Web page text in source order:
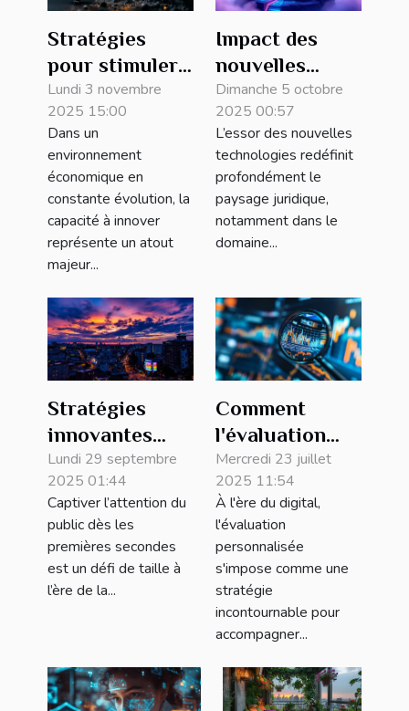
Stratégies
pour stimuler
l'innovation
dans les
petites
entreprises
Lundi 3 novembre
2025 15:00
Dans un
environnement
économique en
constante évolution, la
capacité à innover
représente un atout
majeur...
Impact des
nouvelles
technologies
sur le droit des
contrats
Dimanche 5 octobre
2025 00:57
L’essor des nouvelles
technologies redéfinit
profondément le
paysage juridique,
notamment dans le
domaine...
Stratégies
innovantes
pour captiver
le public dès
les premières
secondes
Lundi 29 septembre
2025 01:44
Captiver l’attention du
public dès les
premières secondes
est un défi de taille à
l’ère de la...
Comment
l'évaluation
personnalisée
peut
transformer
votre
entreprise ?
Mercredi 23 juillet
2025 11:54
À l'ère du digital,
l'évaluation
personnalisée
s'impose comme une
stratégie
incontournable pour
accompagner...